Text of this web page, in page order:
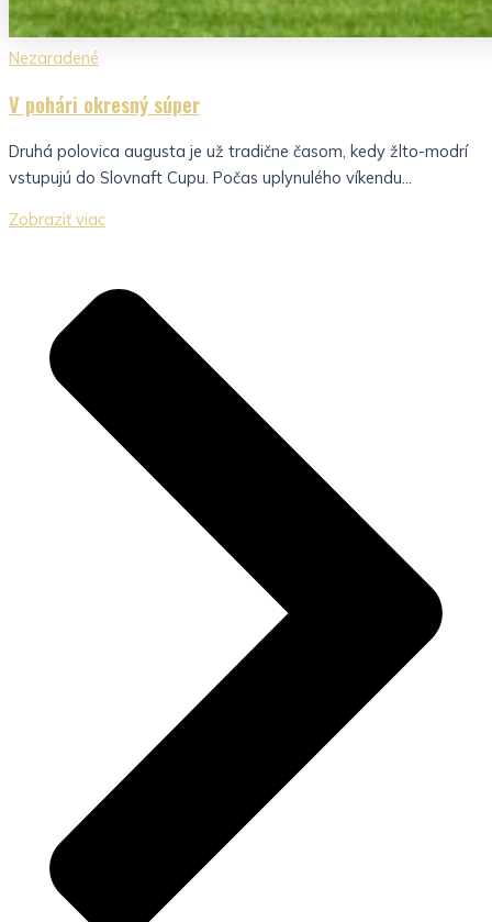
Nezaradené
V pohári okresný súper
Druhá polovica augusta je už tradične časom, kedy žlto-modrí
vstupujú do Slovnaft Cupu. Počas uplynulého víkendu...
Zobraziť viac